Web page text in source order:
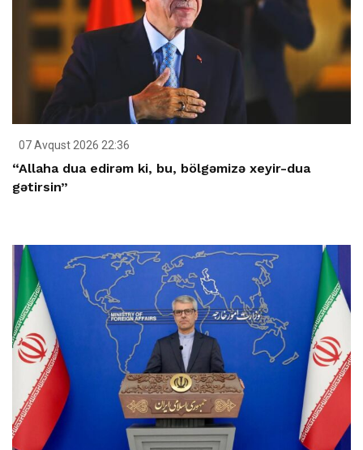
07 Avqust 2026 22:36
“Allaha dua edirəm ki, bu, bölgəmizə xeyir-dua
gətirsin”